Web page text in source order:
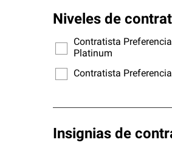
Niveles de
Contratista Preferencial
Platinum
Contratista Preferencial
Insignias de